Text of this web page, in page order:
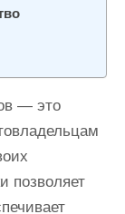
— это
позволяет